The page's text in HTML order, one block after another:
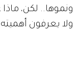
ونموها.. لكن،
ولا يعرفون أهميته